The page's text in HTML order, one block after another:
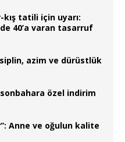
kış tatili için uyarı:
40’a varan tasarruf
azim ve dürüstlük
özel indirim
Anne ve oğulun kalite